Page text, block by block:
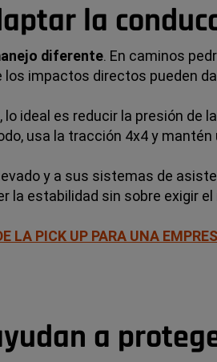
la
diferente. En caminos
impactos directos pueden
ideal es reducir la presión
usa la tracción 4x4 y
y a sus sistemas de
la estabilidad sin sobre exigir el
LA PICK UP PARA UNA
a